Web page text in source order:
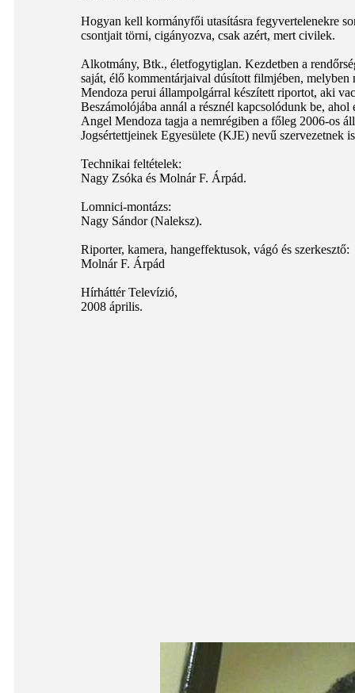
Hogyan kell kormányfői utasításra fegyvertelenekre
csontjait törni, cigányozva, csak azért, mert civilek.
Alkotmány, Btk., életfogytiglan. Kezdetben a
saját, élő kommentárjaival dúsított filmjében,
Mendoza perui állampolgárral készített riportot, aki
Beszámolójába annál a résznél kapcsolódunk be,
Angel Mendoza tagja a nemrégiben a főleg 2006-os
Jogsértettjeinek Egyesülete (KJE) nevű szervezetnek
Technikai feltételek:
Nagy Zsóka és Molnár F. Árpád.
Lomnici-montázs:
Nagy Sándor (Naleksz).
Riporter, kamera, hangeffektusok, vágó és szerkesztő:
Molnár F. Árpád
Hírháttér Televízió,
2008 április.